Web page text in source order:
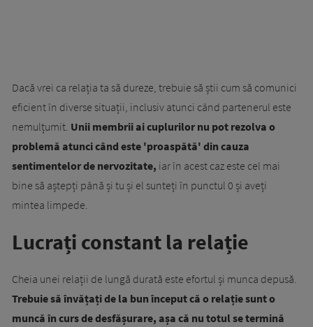
Dacă vrei ca relația ta să dureze, trebuie să știi cum să comunici
eficient în diverse situații, inclusiv atunci când partenerul este
nemulțumit. Unii membrii ai cuplurilor nu pot rezolva o
problemă atunci când este 'proaspătă' din cauza
sentimentelor de nervozitate, iar în acest caz este cel mai
bine să aștepți până și tu și el sunteți în punctul 0 și aveți
mintea limpede.
Lucrați constant la relație
Cheia unei relații de lungă durată este efortul și munca depusă.
Trebuie să învățați de la bun început că o relație sunt o
muncă în curs de desfășurare, așa că nu totul se termină